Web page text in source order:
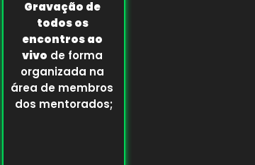
Gravação de
todos os
encontros ao
vivo de forma
organizada na
área de membros
dos mentorados;